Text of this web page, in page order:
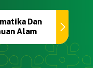
Alam
Dan
Alam